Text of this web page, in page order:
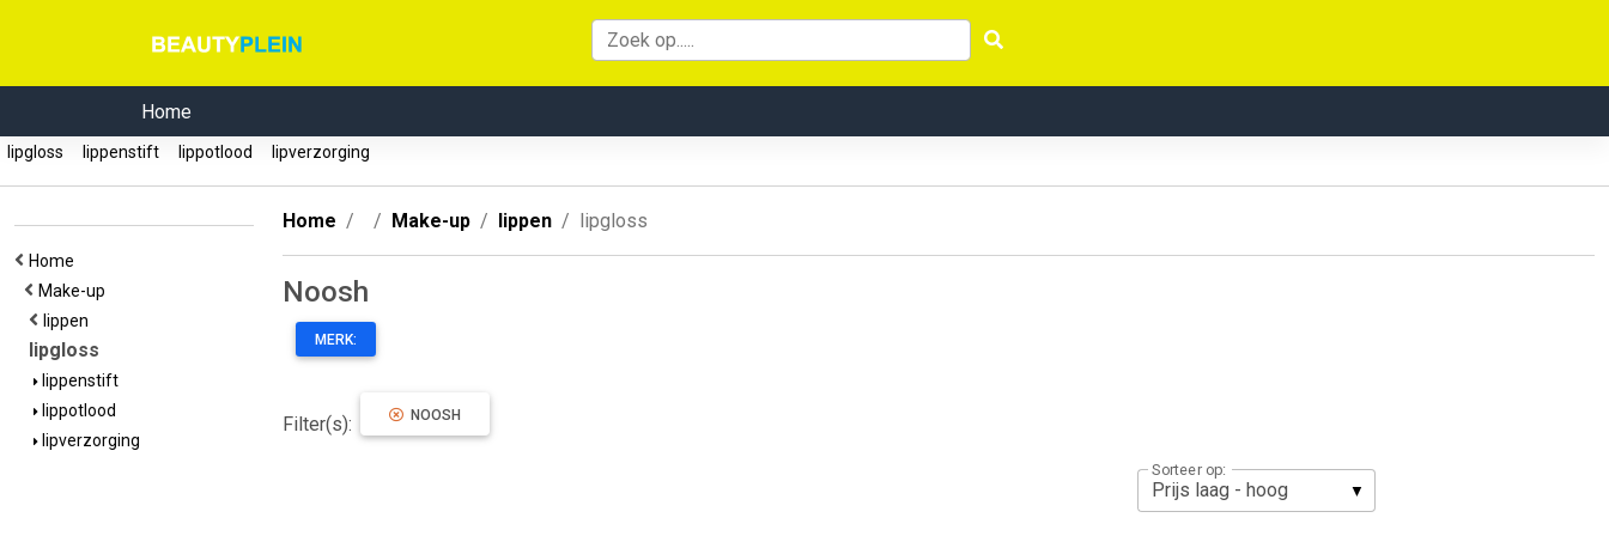
Home
lipgloss lippenstift lippotlood lipverzorging
Home
Make-up
lippen
lipgloss
lippenstift
lippotlood
lipverzorging
Home Make-up lippen lipgloss
Noosh
MERK:
Filter(s): NOOSH
Sorteer op: